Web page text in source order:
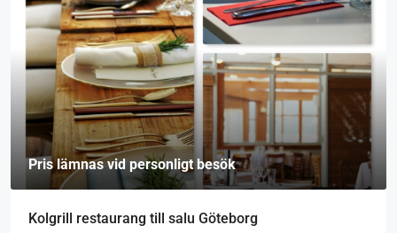
Pris lämnas vid personligt besök
Kolgrill restaurang till salu Göteborg